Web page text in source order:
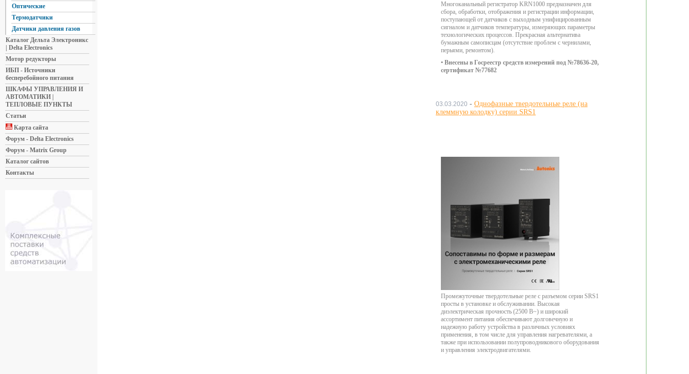
Многоканальный регистратор KRN1000 предназначен для
сбора, обработки, отображения и регистрации информации,
поступающей от датчиков с выходным унифицированным
сигналом и датчиков температуры, измеряющих параметры
технологических процессов. Прекрасная альтернатива
бумажным самописцам (отсутствие проблем с чернилами,
перьями, ремонтом).
• Внесены в Госреестр средств измерений под №78636-20,
сертификат №77682
03.03.2020 - Однофазные твердотельные реле (на
клеммную колодку) серии SRS1
Промежуточные твердотельные реле с разъемом серии SRS1
просты в установке и обслуживании. Высокая
диэлектрическая прочность (2500 В~) и широкий
ассортимент питания обеспечивают долговечную и
надежную работу устройства в различных условиях
применения, в том числе для управления нагревателями, а
также при использовании полупроводникового оборудования
и управления электродвигателями.
Оптические
Термодатчики
Датчики давления газов
Каталог Дельта Электроникс
| Delta Electronics
Мотор редукторы
ИБП - Источники
бесперебойного питания
ШКАФЫ УПРАВЛЕНИЯ И
АВТОМАТИКИ |
ТЕПЛОВЫЕ ПУНКТЫ
Статьи
Карта сайта
Форум - Delta Electronics
Форум - Matrix Group
Каталог сайтов
Контакты